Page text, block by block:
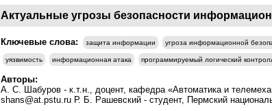
Актуальные угрозы безопасности
Ключевые слова: защита информации угроза информационной
уязвимость информационная атака программируемый логический
Авторы:
А. С. Шабуров - к.т.н., доцент, кафедра «Автоматика и
shans@at.pstu.ru Р. Б. Рашевский - студент, Пермский